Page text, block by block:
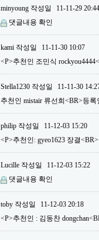
minyoung 작성일
11-11-29 20:44
댓글내용 확인
kami 작성일
11-11-30 10:07
<P>추천인 조민식
Stella1230 작성일
11-11-30
추천인 mistair 류선희<BR>등
philip 작성일
11-12-03 15:20
<P>추천인: gyeo1623 장결
Lucille 작성일
11-12-03 15:22
댓글내용 확인
toby 작성일
11-12-03 20:18
<P>추천인 : 김동찬